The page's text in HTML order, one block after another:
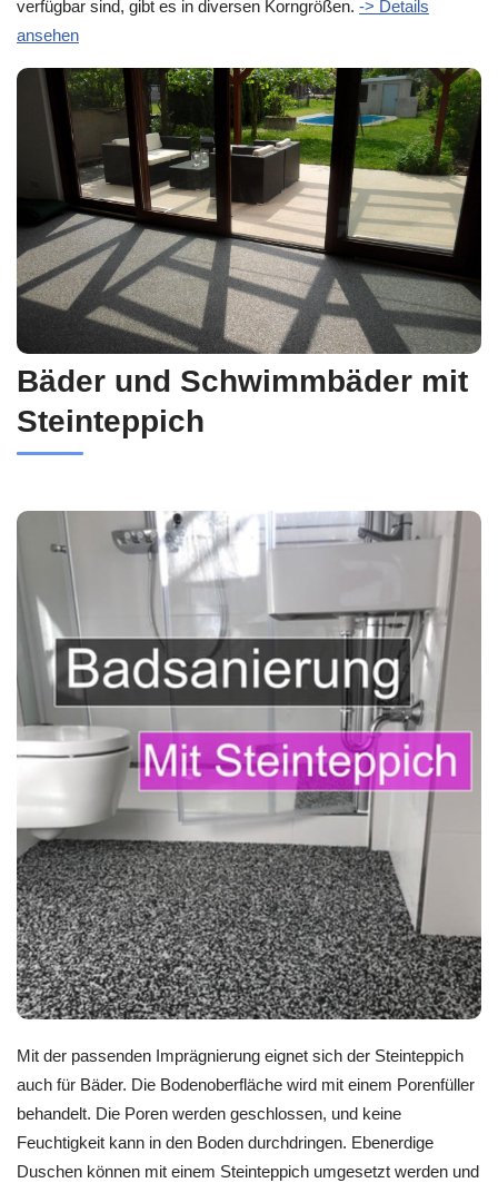
verfügbar sind, gibt es in diversen Korngrößen. -> Details
ansehen
Bäder und Schwimmbäder mit
Steinteppich
Mit der passenden Imprägnierung eignet sich der Steinteppich
auch für Bäder. Die Bodenoberfläche wird mit einem Porenfüller
behandelt. Die Poren werden geschlossen, und keine
Feuchtigkeit kann in den Boden durchdringen. Ebenerdige
Duschen können mit einem Steinteppich umgesetzt werden und